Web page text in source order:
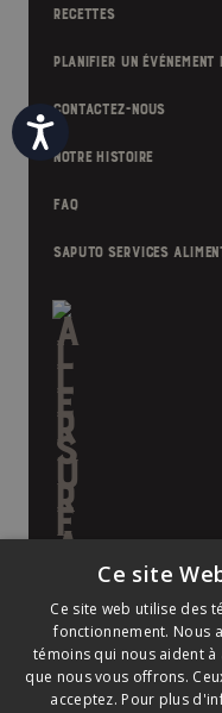
RECETTES
PLANIFIER UN ÉVÉNEMENT
CONTACTEZ-NOUS
NOTRE HISTOIRE
FAQ
SAPUTO SERVICES
Ce site
Ce site web utilise des
fonctionnement. Nous
témoins qui nous aident
que nous vous offrons.
acceptez. Pour plus